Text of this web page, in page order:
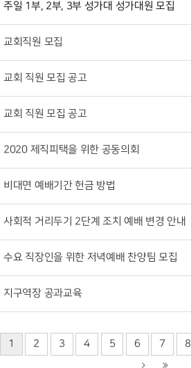
주일 1부, 2부, 3부 성가대 성가대원 모집
교회직원 모집
교회 직원 모집 공고
교회 직원 모집 공고
2020 제직피택을 위한 공동의회
비대면 예배기간 헌금 방법
사회적 거리두기 2단계 조치 예배 변경 안내
수요 직장인을 위한 저녁예배 찬양팀 모집
지구역장 공과교육
1 2 3 4 5 6 7 8